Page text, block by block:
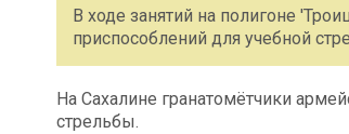
В ходе занятий на полигоне
приспособлений для учебной
На Сахалине гранатомётчики
стрельбы.